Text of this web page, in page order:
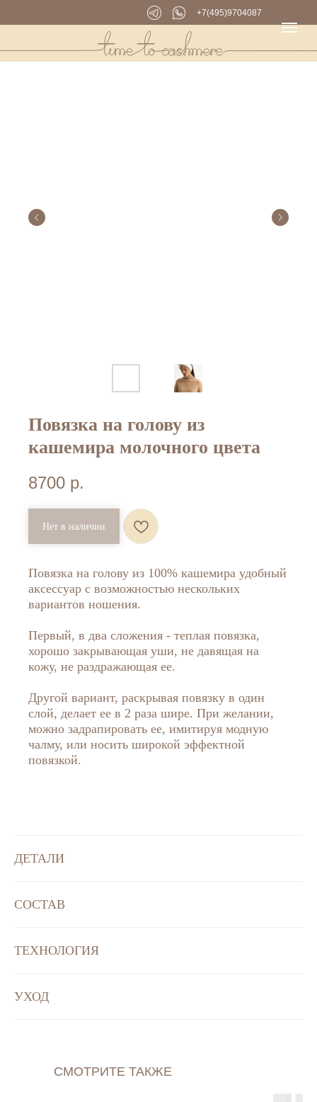
+7(495)9704087
Повязка на голову из
кашемира молочного цвета
8700 р.
Нет в наличии
Повязка на голову из 100% кашемира удобный
аксессуар с возможностью нескольких
вариантов ношения.
Первый, в два сложения - теплая повязка,
хорошо закрывающая уши, не давящая на
кожу, не раздражающая ее.
Другой вариант, раскрывая повязку в один
слой, делает ее в 2 раза шире. При желании,
можно задрапировать ее, имитируя модную
чалму, или носить широкой эффектной
повязкой.
ДЕТАЛИ
СОСТАВ
ТЕХНОЛОГИЯ
УХОД
СМОТРИТЕ ТАКЖЕ